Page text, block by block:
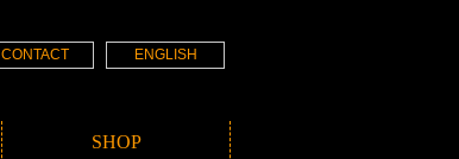
ENGLISH
CONTACT
SHOP